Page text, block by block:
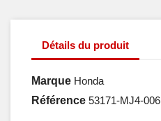
Détails du produit
Marque Honda
Référence 53171-MJ4-006